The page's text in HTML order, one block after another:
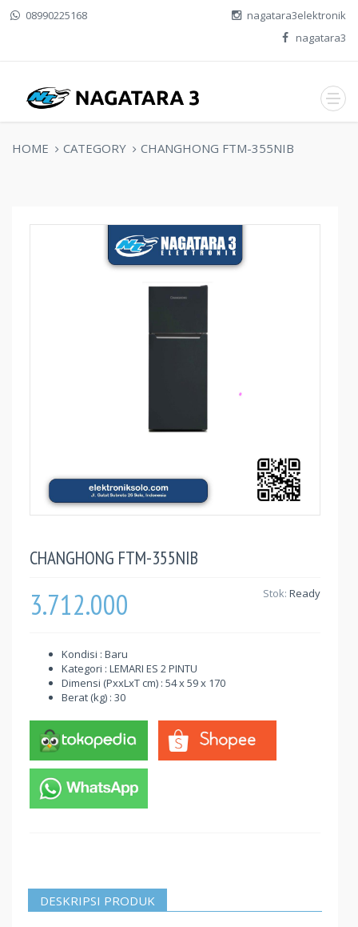
08990225168
nagatara3elektronik
nagatara3
HOME CATEGORY CHANGHONG FTM-355NIB
CHANGHONG FTM-355NIB
3.712.000 Stok: Ready
Kondisi : Baru
Kategori : LEMARI ES 2 PINTU
Dimensi (PxxLxT cm) : 54 x 59 x 170
Berat (kg) : 30
DESKRIPSI PRODUK